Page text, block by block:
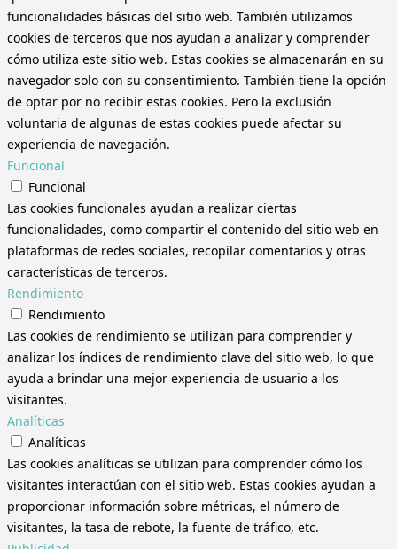
funcionalidades básicas del sitio web. También utilizamos
cookies de terceros que nos ayudan a analizar y comprender
cómo utiliza este sitio web. Estas cookies se almacenarán en su
navegador solo con su consentimiento. También tiene la opción
de optar por no recibir estas cookies. Pero la exclusión
voluntaria de algunas de estas cookies puede afectar su
experiencia de navegación.
Funcional
Funcional
Las cookies funcionales ayudan a realizar ciertas
funcionalidades, como compartir el contenido del sitio web en
plataformas de redes sociales, recopilar comentarios y otras
características de terceros.
Rendimiento
Rendimiento
Las cookies de rendimiento se utilizan para comprender y
analizar los índices de rendimiento clave del sitio web, lo que
ayuda a brindar una mejor experiencia de usuario a los
visitantes.
Analíticas
Analíticas
Las cookies analíticas se utilizan para comprender cómo los
visitantes interactúan con el sitio web. Estas cookies ayudan a
proporcionar información sobre métricas, el número de
visitantes, la tasa de rebote, la fuente de tráfico, etc.